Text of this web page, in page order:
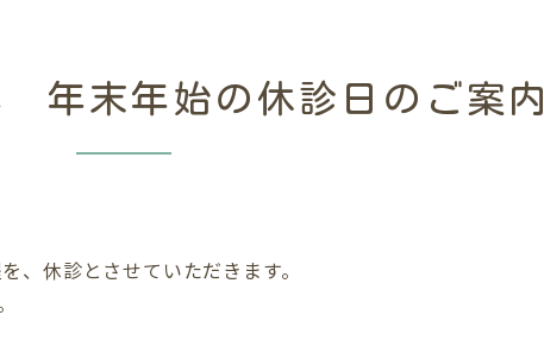
年末年始の休診日のご案内
休診とさせていただきます。